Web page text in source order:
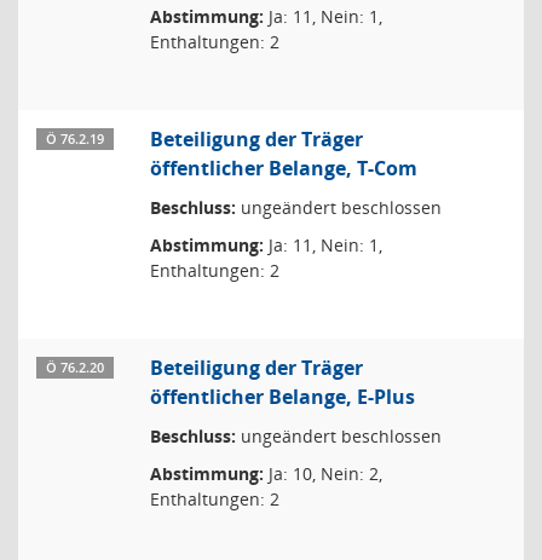
Abstimmung: Ja: 11, Nein: 1,
Enthaltungen: 2
Ö 76.2.19
Beteiligung der Träger
öffentlicher Belange, T-Com
Beschluss: ungeändert beschlossen
Abstimmung: Ja: 11, Nein: 1,
Enthaltungen: 2
Ö 76.2.20
Beteiligung der Träger
öffentlicher Belange, E-Plus
Beschluss: ungeändert beschlossen
Abstimmung: Ja: 10, Nein: 2,
Enthaltungen: 2